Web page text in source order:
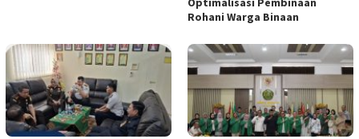
Rohani Warga Binaan